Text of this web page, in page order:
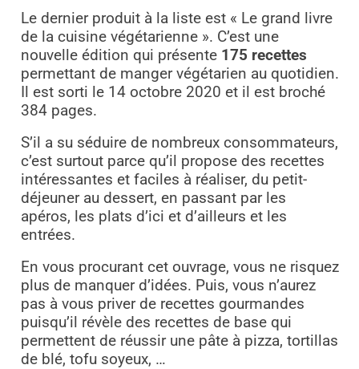
Le dernier produit à la liste est « Le grand livre
de la cuisine végétarienne ». C’est une
nouvelle édition qui présente 175 recettes
permettant de manger végétarien au quotidien.
Il est sorti le 14 octobre 2020 et il est broché
384 pages.
S’il a su séduire de nombreux consommateurs,
c’est surtout parce qu’il propose des recettes
intéressantes et faciles à réaliser, du petit-
déjeuner au dessert, en passant par les
apéros, les plats d’ici et d’ailleurs et les
entrées.
En vous procurant cet ouvrage, vous ne risquez
plus de manquer d’idées. Puis, vous n’aurez
pas à vous priver de recettes gourmandes
puisqu’il révèle des recettes de base qui
permettent de réussir une pâte à pizza, tortillas
de blé, tofu soyeux, …